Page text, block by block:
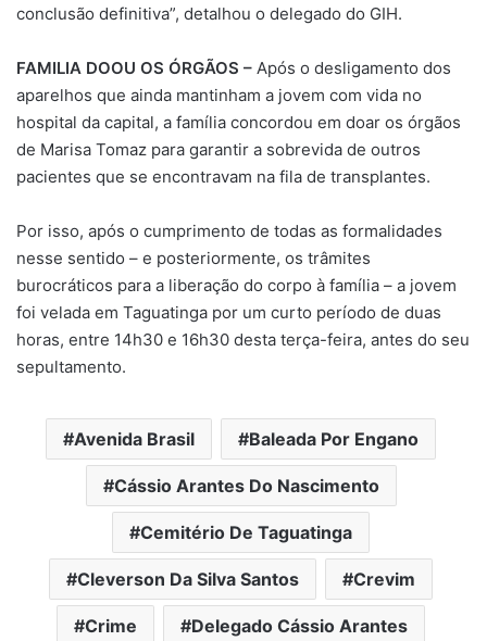
conclusão definitiva”, detalhou o delegado do GIH.
FAMILIA DOOU OS ÓRGÃOS – Após o desligamento dos
aparelhos que ainda mantinham a jovem com vida no
hospital da capital, a família concordou em doar os órgãos
de Marisa Tomaz para garantir a sobrevida de outros
pacientes que se encontravam na fila de transplantes.
Por isso, após o cumprimento de todas as formalidades
nesse sentido – e posteriormente, os trâmites
burocráticos para a liberação do corpo à família – a jovem
foi velada em Taguatinga por um curto período de duas
horas, entre 14h30 e 16h30 desta terça-feira, antes do seu
sepultamento.
Avenida Brasil Baleada Por Engano
Cássio Arantes Do Nascimento
Cemitério De Taguatinga
Cleverson Da Silva Santos Crevim
Crime Delegado Cássio Arantes